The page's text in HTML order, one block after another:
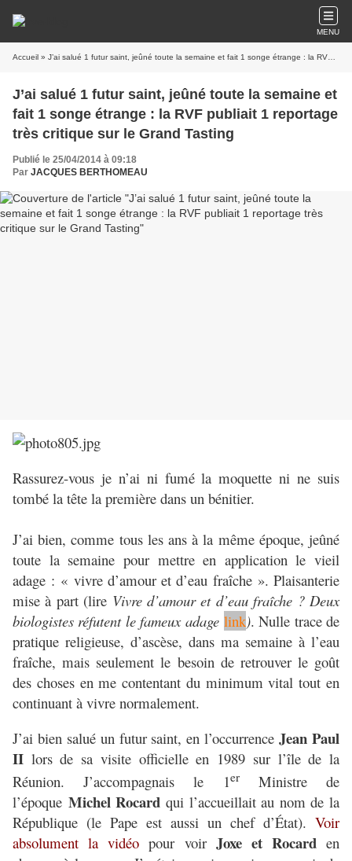
MENU
Accueil » J’ai salué 1 futur saint, jeûné toute la semaine et fait 1 songe étrange : la RVF publiait 1 reportage très critique sur le Grand Tasting
J’ai salué 1 futur saint, jeûné toute la semaine et
fait 1 songe étrange : la RVF publiait 1 reportage
très critique sur le Grand Tasting
Publié le 25/04/2014 à 09:18
Par JACQUES BERTHOMEAU
Rassurez-vous je n’ai ni fumé la moquette ni ne suis
tombé la tête la première dans un bénitier.
J’ai bien, comme tous les ans à la même époque, jeûné
toute la semaine pour mettre en application le vieil
adage : « vivre d’amour et d’eau fraîche ». Plaisanterie
mise à part (lire Vivre d’amour et d’eau fraîche ? Deux
biologistes réfutent le fameux adage link). Nulle trace de
pratique religieuse, d’ascèse, dans ma semaine à l’eau
fraîche, mais seulement le besoin de retrouver le goût
des choses en me contentant du minimum vital tout en
continuant à vivre normalement.
J’ai bien salué un futur saint, en l’occurrenceJean Paul
II lors de sa visite officielle en 1989 sur l’île de la
Réunion. J’accompagnais le 1erMinistre de
l’époque Michel Rocard qui l’accueillait au nom de la
République (le Pape est aussi un chef d’État). Voir
absolument la vidéo pour voir Joxe et Rocarden